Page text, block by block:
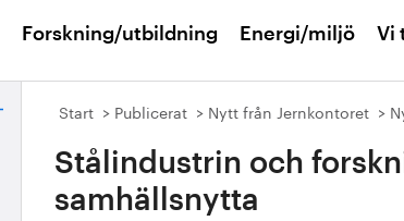
Forskning/utbildning Energi/miljö Vi
Start Publicerat Nytt från Jernkontoret
Stålindustrin och
samhällsnytta